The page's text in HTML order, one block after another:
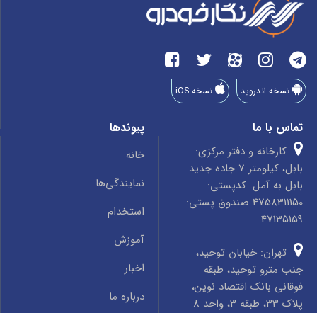
نسخه اندروید نسخه iOS
تماس با ما
کارخانه و دفتر مرکزی:
بابل، کیلومتر 7 جاده جدید
بابل به آمل. کدپستی:
4758311150 صندوق پستی:
47135159
تهران: خیابان توحید،
جنب مترو توحید، طبقه
فوقانی بانک اقتصاد نوین،
پلاک 33، طبقه 3، واحد 8
پیوندها
خانه
نمایندگی‌ها
استخدام
آموزش
اخبار
درباره ما